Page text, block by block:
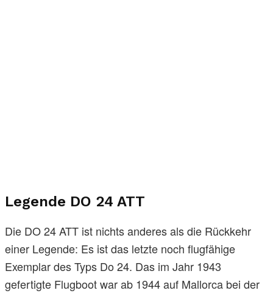
Legende DO 24 ATT
Die DO 24 ATT ist nichts anderes als die Rückkehr
einer Legende: Es ist das letzte noch flugfähige
Exemplar des Typs Do 24. Das im Jahr 1943
gefertigte Flugboot war ab 1944 auf Mallorca bei der